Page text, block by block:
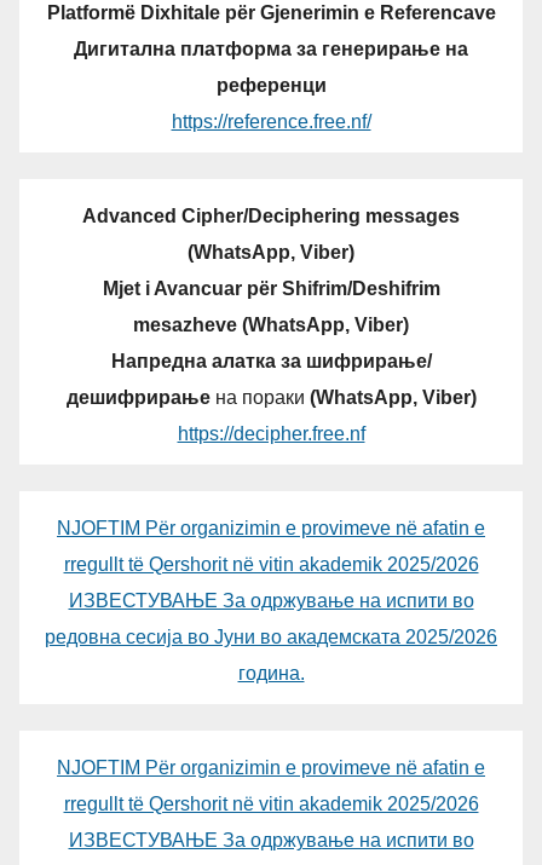
Platformë Dixhitale për Gjenerimin e Referencave
Дигитална платформа за генерирање на
референци
https://reference.free.nf/
Advanced Cipher/Deciphering messages
(WhatsApp, Viber)
Mjet i Avancuar për Shifrim/Deshifrim
mesazheve (WhatsApp, Viber)
Напредна алатка за шифрирање/
дешифрирањена пораки (WhatsApp, Viber)
https://decipher.free.nf
NJOFTIM Për organizimin e provimeve në afatin e
rregullt të Qershorit në vitin akademik 2025/2026
ИЗВЕСТУВАЊЕ За одржување на испити во
редовна сесија во Јуни во академската 2025/2026
година.
NJOFTIM Për organizimin e provimeve në afatin e
rregullt të Qershorit në vitin akademik 2025/2026
ИЗВЕСТУВАЊЕ За одржување на испити во